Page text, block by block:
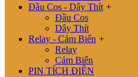
Đầu Cos - Dây Thít +
Đầu Cos
Dây Thít
Relay - Cảm Biến +
Relay
Cảm Biến
PIN TÍCH ĐIỆN